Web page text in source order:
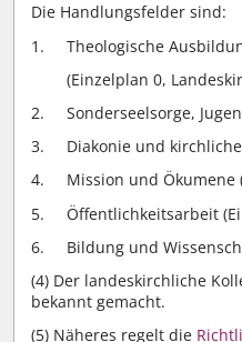
Die Handlungsfelder sind:
Theologische
(Einzelplan 0,
Sonderseelsorge,
Diakonie und
Mission und Ökumene
Öffentlichkeitsarbeit
Bildung und
(4) Der landeskirchliche
bekannt gemacht.
(5) Näheres regelt die